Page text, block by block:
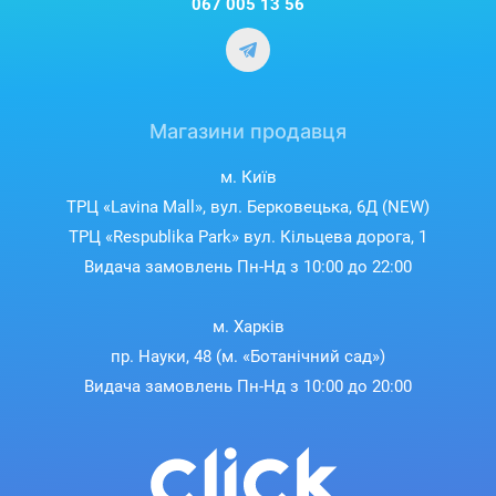
попередження про чищення фільтра. Чотири рівні
потужності та режим Boost дають змогу налаштувати
прибирання під свої потреби.
067 005 13 56
Магазини продавця
м. Київ
ТРЦ «Lavina Mall», вул. Берковецька, 6Д (NEW)
ТРЦ «Respublika Park» вул. Кільцева дорога, 1
Видача замовлень Пн-Нд з 10:00 до 22:00
м. Харків
пр. Науки, 48 (м. «Ботанічний сад»)
Видача замовлень Пн-Нд з 10:00 до 20:00